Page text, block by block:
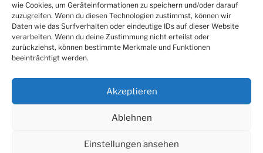
wie Cookies, um Geräteinformationen zu speichern und/oder darauf
zuzugreifen. Wenn du diesen Technologien zustimmst, können wir
Daten wie das Surfverhalten oder eindeutige IDs auf dieser Website
verarbeiten. Wenn du deine Zustimmung nicht erteilst oder
zurückziehst, können bestimmte Merkmale und Funktionen
beeinträchtigt werden.
Akzeptieren
Ablehnen
Einstellungen ansehen
Facebook Instagram LinkedIn
YouTube
Newsletter
© 2022 Konfuzius-Institut Metropole Ruhr